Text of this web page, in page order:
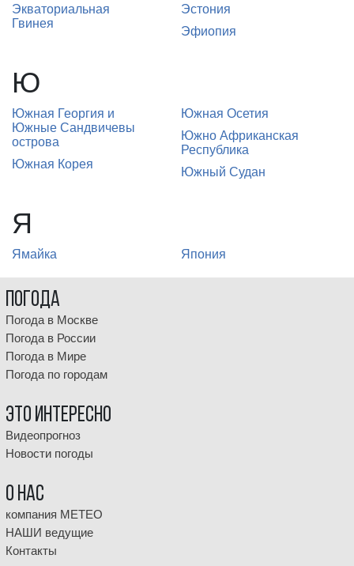
Экваториальная
Гвинея
Эстония
Эфиопия
Ю
Южная Георгия и
Южные Сандвичевы
острова
Южная Корея
Южная Осетия
Южно Африканская
Республика
Южный Судан
Я
Ямайка Япония
Погода
Погода в Москве
Погода в России
Погода в Мире
Погода по городам
Это интересно
Видеопрогноз
Новости погоды
О НАС
компания МЕТЕО
НАШИ ведущие
Контакты